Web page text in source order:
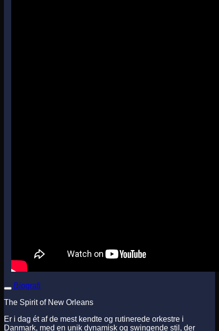
Biografi
The Spirit of New Orleans
Er i dag ét af de mest kendte og rutinerede orkestre i
Danmark, med en unik dynamisk og swingende stil, der